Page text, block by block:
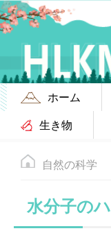
ホーム
生き物
自然の科学
水分子の